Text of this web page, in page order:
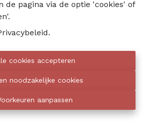
de pagina via de optie 'cookies' of
.
cookies accepteren
noodzakelijke cookies
aanpassen
02 735 18 38
chasseurs